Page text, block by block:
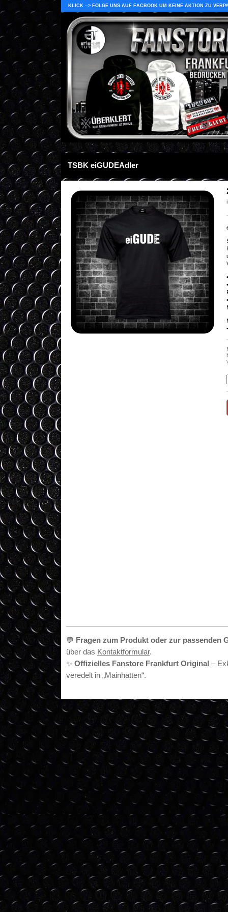
KLICK --> FOLGE UNS AUF FACBOOK UM KEINE AKTION ZU
TSBK eiGUDEAdler
💬 Fragen zum Produkt oder zur passenden
über das Kontaktformular.
✨ Offizielles Fanstore Frankfurt Original –
veredelt in „Mainhatten“.